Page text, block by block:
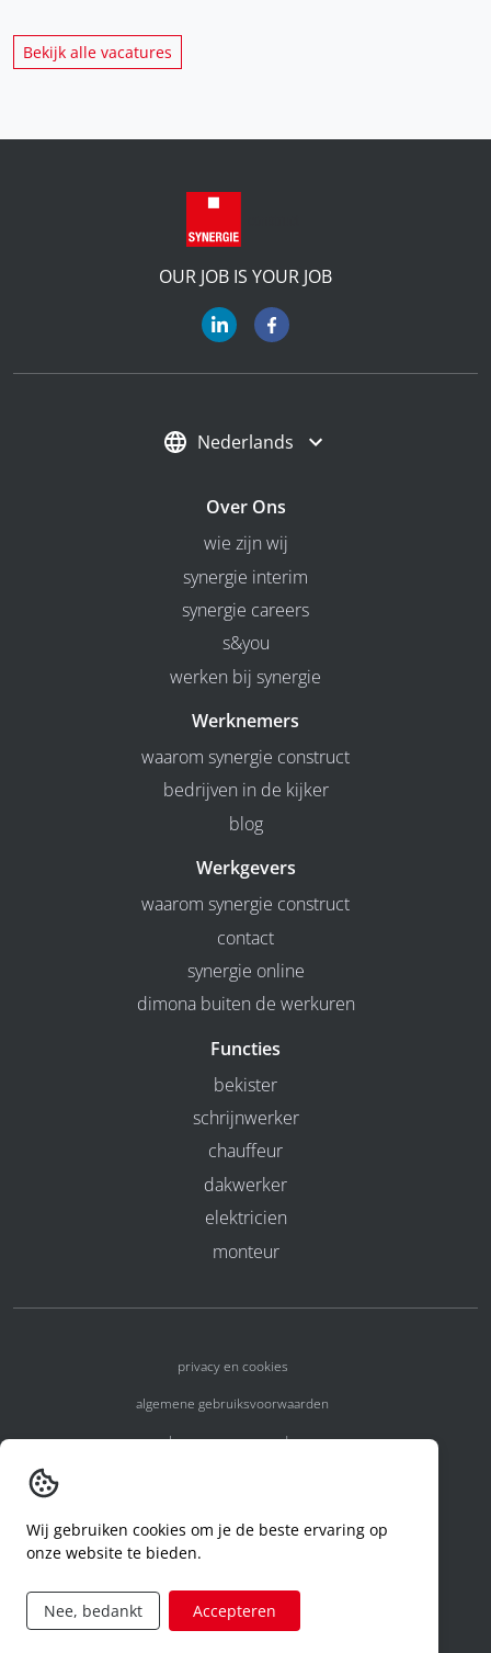
Bekijk alle vacatures
OUR JOB IS YOUR JOB
Nederlands
Over Ons
wie zijn wij
synergie interim
synergie careers
s&you
werken bij synergie
Werknemers
waarom synergie construct
bedrijven in de kijker
blog
Werkgevers
waarom synergie construct
contact
synergie online
dimona buiten de werkuren
Functies
bekister
schrijnwerker
chauffeur
dakwerker
elektricien
monteur
privacy en cookies
algemene gebruiksvoorwaarden
algemene voorwaarden
code of conduct
aanvraag rechten ivm privacy
Wij gebruiken cookies om je de beste ervaring op
onze website te bieden.
Nee, bedankt Accepteren